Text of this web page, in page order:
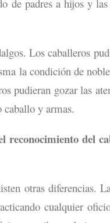
de padres a hijos y las
Los caballeros
la condición de
pudieran gozar las
caballo y armas.
reconocimiento del
otras diferencias.
cualquier